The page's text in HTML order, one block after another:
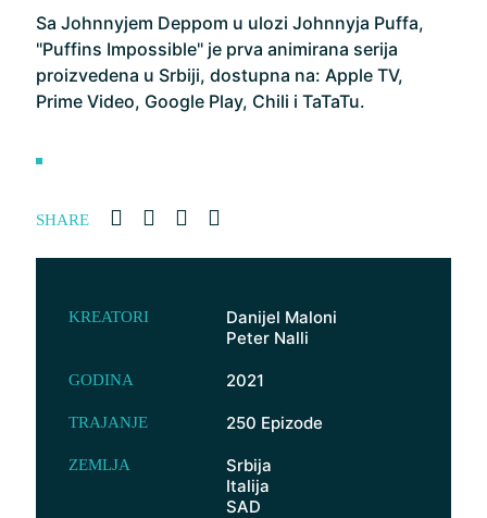
Sa Johnnyjem Deppom u ulozi Johnnyja Puffa,
"Puffins Impossible" je prva animirana serija
proizvedena u Srbiji, dostupna na: Apple TV,
Prime Video, Google Play, Chili i TaTaTu.
SHARE
KREATORI
Danijel Maloni
Peter Nalli
GODINA 2021
TRAJANJE 250 Epizode
ZEMLJA
Srbija
Italija
SAD